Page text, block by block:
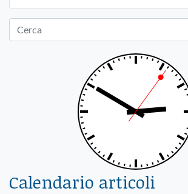
Calendario articoli